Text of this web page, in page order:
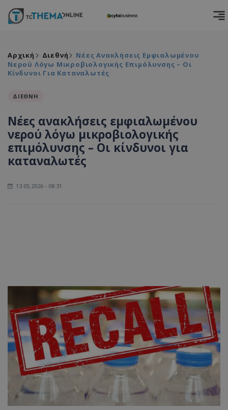
Αρχική Διεθνή
Νέες Ανακλήσεις Εμφιαλωμένου
Νερού Λόγω Μικροβιολογικής Επιμόλυνσης – Οι
Κίνδυνοι Για Καταναλωτές
ΔΙΕΘΝΗ
Νέες ανακλήσεις εμφιαλωμένου
νερού λόγω μικροβιολογικής
επιμόλυνσης – Οι κίνδυνοι για
καταναλωτές
13.05.2026 - 08:31